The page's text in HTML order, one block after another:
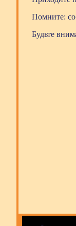
Помните:
Будьте